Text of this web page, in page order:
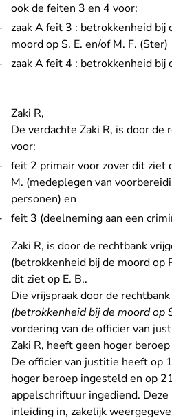
ook de feiten 3 en 4 voor:
zaak A feit 3 : betrokkenheid bij
moord op S. E. en/of M. F. (Ster)
zaak A feit 4 : betrokkenheid bij
Zaki R,
De verdachte Zaki R, is door de
voor:
feit 2 primair voor zover dit ziet
M. (medeplegen van
personen) en
feit 3 (deelneming aan een
Zaki R, is door de rechtbank
(betrokkenheid bij de moord op
dit ziet op E. B..
Die vrijspraak door de rechtbank
(betrokkenheid bij de moord op
vordering van de officier van
Zaki R, heeft geen hoger
De officier van justitie heeft op
hoger beroep ingesteld en op
appelschriftuur ingediend.
inleiding in, zakelijk